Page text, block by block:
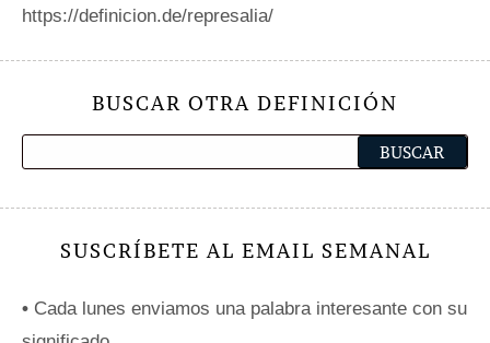
https://definicion.de/represalia/
BUSCAR OTRA DEFINICIÓN
SUSCRÍBETE AL EMAIL SEMANAL
• Cada lunes enviamos una palabra interesante con su